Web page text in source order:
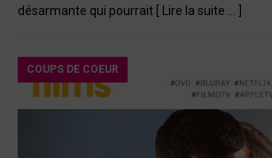
désarmante qui pourrait
[ Lire la suite … ]
COUPS DE COEUR